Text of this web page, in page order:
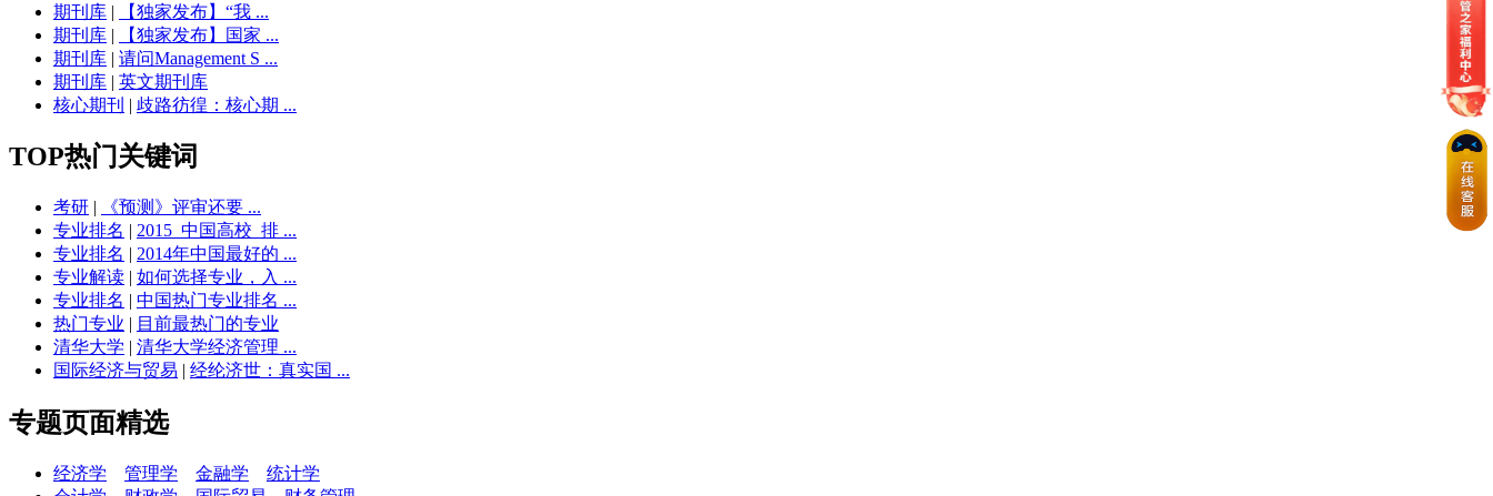
期刊库 |
【独家发布】“我 ...
期刊库 |
【独家发布】国家 ...
期刊库 | 请问Management S ...
期刊库 | 英文期刊库
核心期刊 | 歧路彷徨：核心期 ...
TOP热门关键词
考研 |
《预测》评审还要 ...
专业排名 | 2015_中国高校_排 ...
专业排名 | 2014年中国最好的 ...
专业解读 | 如何选择专业，入 ...
专业排名 | 中国热门专业排名 ...
热门专业 | 目前最热门的专业
清华大学 | 清华大学经济管理 ...
国际经济与贸易 | 经纶济世：真实国 ...
专题页面精选
经济学 管理学 金融学
统计学